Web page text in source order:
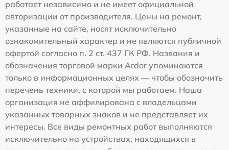
работает независимо и не имеет официальной
авторизации от производителя. Цены на ремонт,
указанные на сайте, носят исключительно
ознакомительный характер и не являются публичной
офертой согласно п. 2 ст. 437 ГК РФ. Названия и
обозначения торговой марки Ardor упоминаются
только в информационных целях — чтобы обозначить
перечень техники, с которой мы работаем. Наша
организация не аффилирована с владельцами
указанных товарных знаков и не представляет их
интересы. Все виды ремонтных работ выполняются
исключительно на устройствах, находящихся в